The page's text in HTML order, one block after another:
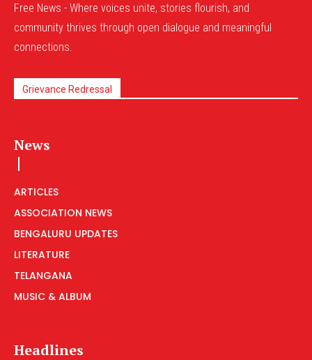
Free News - Where voices unite, stories flourish, and
community thrives through open dialogue and meaningful
connections.
Grievance Redressal
News
ARTICLES
ASSOCIATION NEWS
BENGALURU UPDATES
LITERATURE
TELANGANA
MUSIC & ALBUM
Headlines